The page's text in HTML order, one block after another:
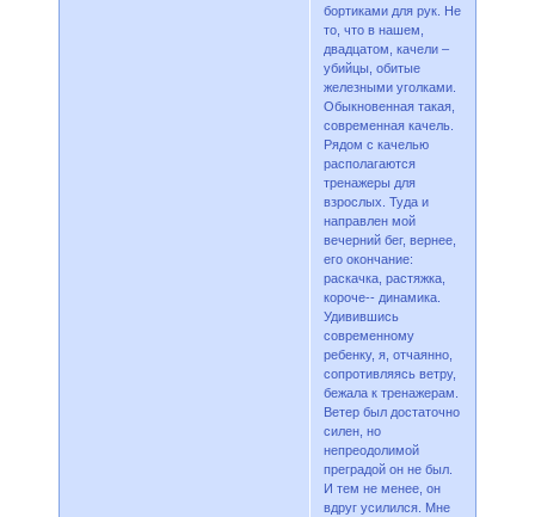
бортиками для рук. Не
то, что в нашем,
двадцатом, качели –
убийцы, обитые
железными уголками.
Обыкновенная такая,
современная качель.
Рядом с качелью
располагаются
тренажеры для
взрослых. Туда и
направлен мой
вечерний бег, вернее,
его окончание:
раскачка, растяжка,
короче-- динамика.
Удивившись
современному
ребенку, я, отчаянно,
сопротивляясь ветру,
бежала к тренажерам.
Ветер был достаточно
силен, но
непреодолимой
преградой он не был.
И тем не менее, он
вдруг усилился. Мне